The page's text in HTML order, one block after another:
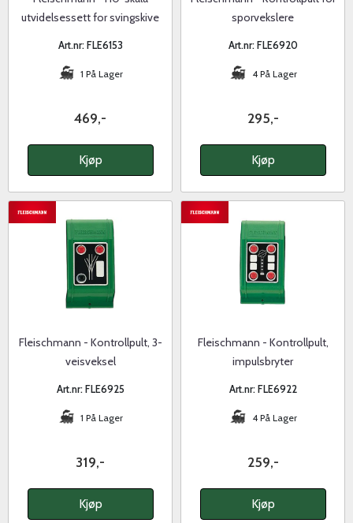
utvidelsessett for svingskive
Art.nr: FLE6153
1 På Lager
469,-
Kjøp
sporvekslere
Art.nr: FLE6920
4 På Lager
295,-
Kjøp
Fleischmann - Kontrollpult, 3-
veisveksel
Art.nr: FLE6925
1 På Lager
319,-
Kjøp
Fleischmann - Kontrollpult,
impulsbryter
Art.nr: FLE6922
4 På Lager
259,-
Kjøp